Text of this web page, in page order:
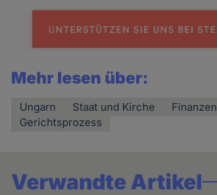
Mehr lesen über:
Ungarn Staat und Kirche Finanzen
Gerichtsprozess
Verwandte Artikel